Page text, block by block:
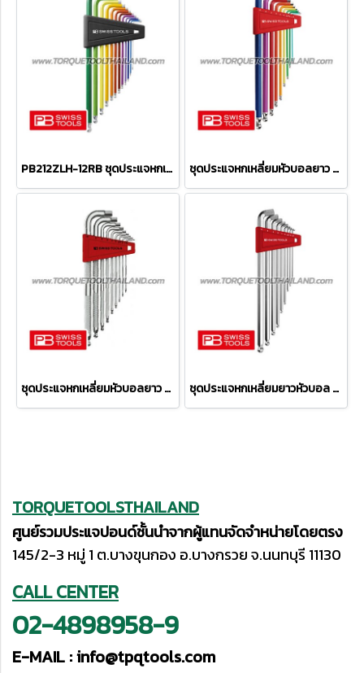
PB212ZLH-12RB ชุดประแจหกเหลี่ยมหัวบอลยาว (สีรุ้ง) ขนาด 1/20"-5/16" (12 ตัวชุด) ชุดประแจหกเหลี่ยมหัวบอลยาว PB212LH-10RB
ชุดประแจหกเหลี่ยมหัวบอลยาว PB3212LH ชุดประแจหกเหลี่ยมยาวหัวบอล คอสั้น PB2212LH
TORQUETOOLSTHAILAND
ศูนย์รวมประแจปอนด์ชั้นนำจากผู้แทนจัดจำหน่ายโดยตรง
145/2-3 หมู่ 1 ต.บางขุนกอง อ.บางกรวย จ.นนทบุรี 11130
CALL CENTER
02-4898958-9
E-MAIL :info@tpqtools.com